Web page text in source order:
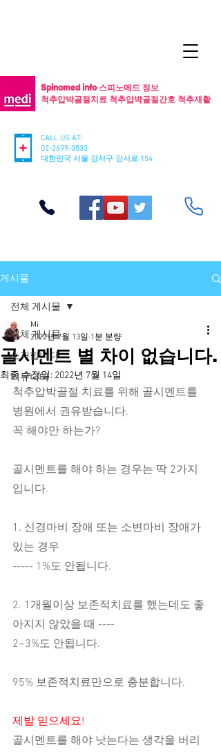
CALL US AT:
02-2699-3533
​대한민국 서울 강서구 강서로 154
Spinomed info 스피노메드 정보
척추압박골절치료 척추압박골절간호 척추재활
게시물
전체 게시물
소개합니다
커뮤니티
전체 게시물
골시멘트 별 차이 없습니다.
Mi
2022년 7월 13일 1분 분량
최종 수정일: 2022년 7월 14일
척추압박골절 치료를 위해 골시멘트를
병원에서 권유받습니다.
꼭 해야만 하는가?
골시멘트를 해야 하는 경우는 딱 2가지
입니다.
1. 신경마비 장애 또는 소변마비 장애가
있는 경우
----- 1%도 안됩니다.
2. 1개월이상 보존적치료를 했는데도 좋
아지지 않았을 때 ----
2~3%도 안됩니다.
95% 보존적치료만으로 충분합니다.
제발 믿으세요!
골시멘트를 해야 낫는다는 생각을 버리